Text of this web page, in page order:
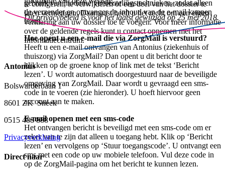
te corrigeren, te verwijderen of een deel van het dossier te
laten vernietigen. Daarnaast heeft u het recht om een eigen
verklaring aan uw dossier toe te voegen. Voor meer informatie
over de geldende regels kunt u contact opnemen met het
Informatiecentrum.
Dit privacybeleid is voor het laatst gewijzigd op 25 mei 2018.
gebruik van moderne versleutelingstechnieken, zodat alleen
de verzender en ontvanger de inhoud van de e-mail kunnen
lezen.
Hoe opent u een e-mail die via ZorgMail is verstuurd?
Heeft u een e-mail ontvangen van Antonius (ziekenhuis of
thuiszorg) via ZorgMail? Dan opent u dit bericht door te
klikken op de groene knop of link met de tekst ‘Bericht
lezen’. U wordt automatisch doorgestuurd naar de beveiligde
omgeving van ZorgMail. Daar wordt u gevraagd een sms-
code in te voeren (zie hieronder). U hoeft hiervoor geen
account aan te maken.
E-mail openen met een sms-code
Het ontvangen bericht is beveiligd met een sms-code om er
zeker van te zijn dat alleen u toegang hebt. Klik op ‘Bericht
lezen’ en vervolgens op ‘Stuur toegangscode’. U ontvangt een
sms met een code op uw mobiele telefoon. Vul deze code in
op de ZorgMail-pagina om het bericht te kunnen lezen.
Antonius
Bolswarderbaan 1
8601 ZK Sneek
0515 488 888
Privacyverklaring
Direct naar